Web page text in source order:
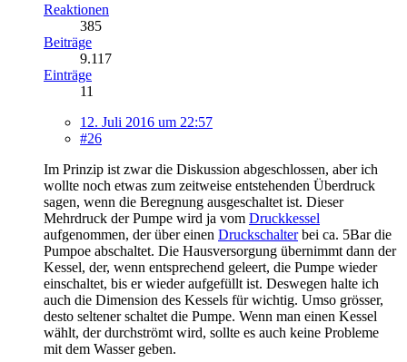
Reaktionen
385
Beiträge
9.117
Einträge
11
12. Juli 2016 um 22:57
#26
Im Prinzip ist zwar die Diskussion abgeschlossen, aber ich
wollte noch etwas zum zeitweise entstehenden Überdruck
sagen, wenn die Beregnung ausgeschaltet ist. Dieser
Mehrdruck der Pumpe wird ja vom Druckkessel
aufgenommen, der über einen Druckschalterbei ca. 5Bar die
Pumpoe abschaltet. Die Hausversorgung übernimmt dann der
Kessel, der, wenn entsprechend geleert, die Pumpe wieder
einschaltet, bis er wieder aufgefüllt ist. Deswegen halte ich
auch die Dimension des Kessels für wichtig. Umso grösser,
desto seltener schaltet die Pumpe. Wenn man einen Kessel
wählt, der durchströmt wird, sollte es auch keine Probleme
mit dem Wasser geben.